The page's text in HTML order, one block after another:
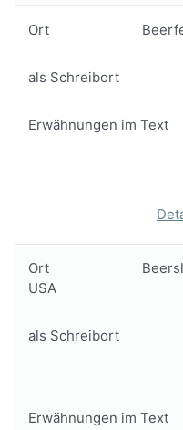
Ort
als Schreibort
Erwähnungen im Text
Ort
USA
als Schreibort
Erwähnungen im Text